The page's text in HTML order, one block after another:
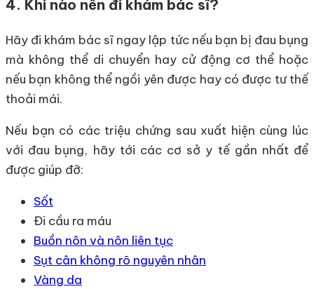
4. Khi nào nên đi khám bác sĩ?
Hãy đi khám bác sĩ ngay lập tức nếu bạn bị đau bụng
mà không thể di chuyển hay cử động cơ thể hoặc
nếu bạn không thể ngồi yên được hay có được tư thế
thoải mái.
Nếu bạn có các triệu chứng sau xuất hiện cùng lúc
với đau bụng, hãy tới các cơ sở y tế gần nhất để
được giúp đỡ:
Sốt
Đi cầu ra máu
Buồn nôn và nôn liên tục
Sụt cân không rõ nguyên nhân
Vàng da